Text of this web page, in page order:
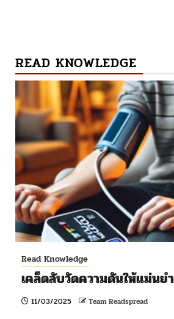
READ KNOWLEDGE
Read Knowledge
เคล็ดลับวัดความดันให้แม่นยำ
11/03/2025 Team Readspread